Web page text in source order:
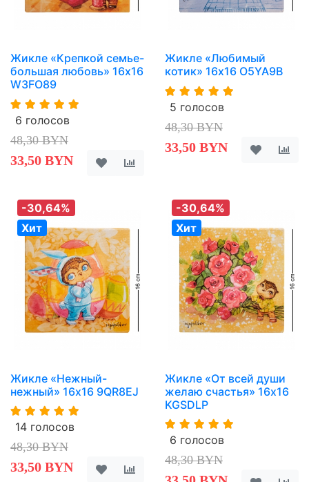
Жикле «Крепкой семье-
большая любовь» 16х16
W3FO89
6 голосов
48,30 BYN
33,50 BYN
Жикле «Любимый
котик» 16х16 O5YA9B
5 голосов
48,30 BYN
33,50 BYN
-30,64%
Хит
Жикле «Нежный-
нежный» 16х16 9QR8EJ
14 голосов
48,30 BYN
33,50 BYN
-30,64%
Хит
Жикле «От всей души
желаю счастья» 16х16
KGSDLP
6 голосов
48,30 BYN